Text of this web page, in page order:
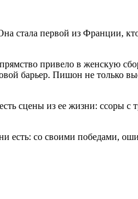
стала первой из Франции,
привело в женскую
барьер. Пишон не только
сцены из ее жизни: ссоры с
есть: со своими победами,